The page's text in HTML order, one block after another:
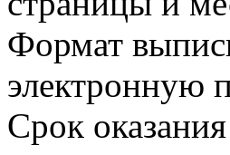
Формат
электронную
Срок